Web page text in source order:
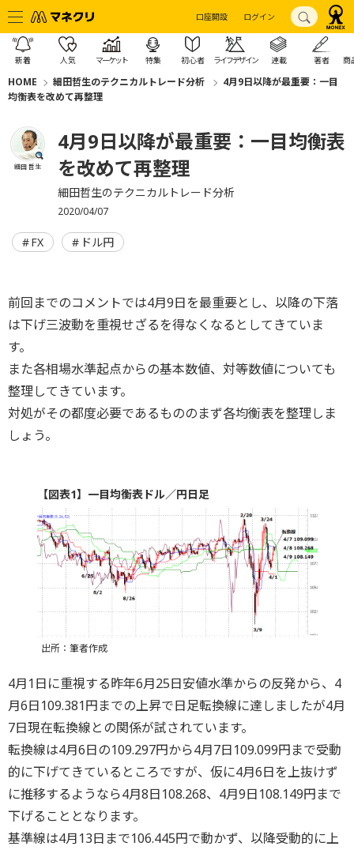
口座開設 ログイン
新着 人気 マーケット 特集 初心者 ライフデザイン 連載 著者 商
HOME 細田哲生のテクニカルトレード分析
4月9日以降が最重要：一目
均衡表を改めて再整理
細田 哲生
4月9日以降が最重要：一目均衡表
を改めて再整理
細田哲生のテクニカルトレード分析
2020/04/07
FX ドル円
前回までのコメントでは4月9日を最重要とし、以降の下落
は下げ三波動を重視せざるを得なくなるとしてきていま
す。
また各相場水準起点からの基本数値、対等数値についても
整理してきています。
対処がその都度必要であるもののまず各均衡表を整理しま
しょう。
【図表1】一目均衡表ドル／円日足
出所：筆者作成
4月1日に重視する昨年6月25日安値水準からの反発から、4
月6日109.381円までの上昇で日足転換線に達しましたが4月
7日現在転換線との関係が試されています。
転換線は4月6日の109.297円から4月7日109.099円まで受動
的に下げてきているところですが、仮に4月6日を上抜けず
に推移するようなら4月8日108.268、4月9日108.149円まで
下げることとなります。
基準線は4月13日まで106.445円で動かず、以降受動的に上